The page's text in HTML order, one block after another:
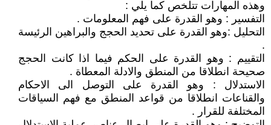
وهذه المهارات تتلخص كما يلي :
التفسير : وهو القدرة على فهم المعلومات .
التحليل :وهو القدرة على تحديد الحجج والبراهين الرئيسة
.
التقييم : وهو القدرة على الحكم فيما اذا كانت الحجج
صحيحة انطلاقا من المنطق والادلة المعطاة .
الاستدلال : وهو القدرة على التوصل الى الاحكام
والقناعات انطلاقا من قواعد المنطق مع فهم السياقات
المختلفة للقرار .